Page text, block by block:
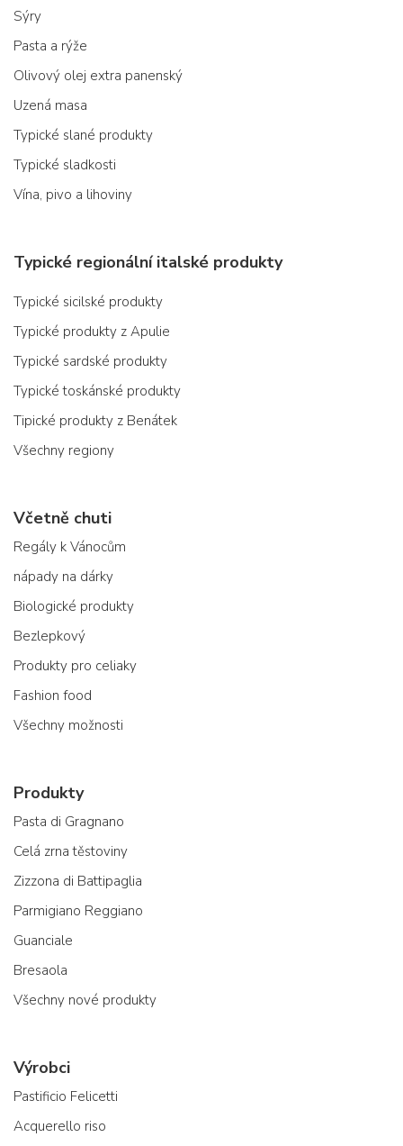
Sýry
Pasta a rýže
Olivový olej extra panenský
Uzená masa
Typické slané produkty
Typické sladkosti
Vína, pivo a lihoviny
Typické regionální italské produkty
Typické sicilské produkty
Typické produkty z Apulie
Typické sardské produkty
Typické toskánské produkty
Tipické produkty z Benátek
Všechny regiony
Včetně chuti
Regály k Vánocům
nápady na dárky
Biologické produkty
Bezlepkový
Produkty pro celiaky
Fashion food
Všechny možnosti
Produkty
Pasta di Gragnano
Celá zrna těstoviny
Zizzona di Battipaglia
Parmigiano Reggiano
Guanciale
Bresaola
Všechny nové produkty
Výrobci
Pastificio Felicetti
Acquerello riso